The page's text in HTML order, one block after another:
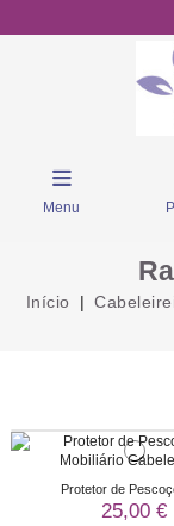
Menu
Início
Protetor de
25,00 €